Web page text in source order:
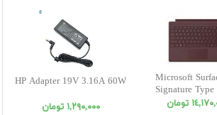
HP Adapter 19V 3.16A 60W
١,٢٩٠,٠٠٠ تومان
Microsoft
Signature
تومان